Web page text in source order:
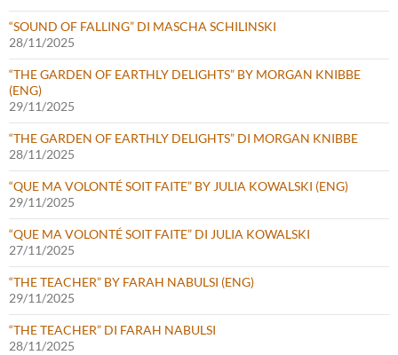
“SOUND OF FALLING” DI MASCHA SCHILINSKI
28/11/2025
“THE GARDEN OF EARTHLY DELIGHTS” BY MORGAN KNIBBE
(ENG)
29/11/2025
“THE GARDEN OF EARTHLY DELIGHTS” DI MORGAN KNIBBE
28/11/2025
“QUE MA VOLONTÉ SOIT FAITE” BY JULIA KOWALSKI (ENG)
29/11/2025
“QUE MA VOLONTÉ SOIT FAITE” DI JULIA KOWALSKI
27/11/2025
“THE TEACHER” BY FARAH NABULSI (ENG)
29/11/2025
“THE TEACHER” DI FARAH NABULSI
28/11/2025